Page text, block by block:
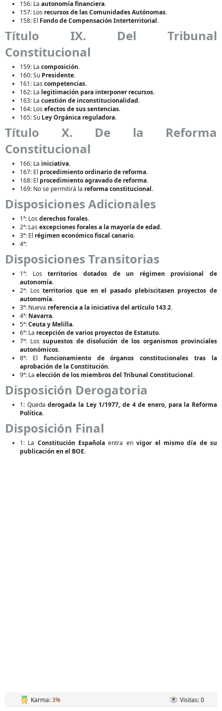
156: La autonomía financiera.
157: Los recursos de las Comunidades Autónomas.
158: El Fondo de Compensación Interterritorial.
Título IX. Del Tribunal
Constitucional
159: La composición.
160: Su Presidente.
161: Las competencias.
162: La legitimación para interponer recursos.
163: La cuestión de inconstitucionalidad.
164: Los efectos de sus sentencias.
165: Su Ley Orgánica reguladora.
Título X. De la Reforma
Constitucional
166: La iniciativa.
167: El procedimiento ordinario de reforma.
168: El procedimiento agravado de reforma.
169: No se permitirá la reforma constitucional.
Disposiciones Adicionales
1ª: Los derechos forales.
2ª: Las excepciones forales a la mayoría de edad.
3ª: El régimen económico fiscal canario.
4ª:
Disposiciones Transitorias
1ª: Losterritorios dotados de un régimen provisional de
autonomía.
2ª: Losterritorios que en el pasado plebiscitasen proyectos de
autonomía.
3ª: Nueva referencia a la iniciativa del artículo 143.2.
4ª: Navarra.
5ª:Ceuta y Melilla.
6ª: La recepción de varios proyectos de Estatuto.
7ª: Los supuestos de disolución de los organismos provinciales
autonómicos.
8ª: El funcionamiento de órganos constitucionales tras la
aprobación de la Constitución.
9ª: La elección de los miembros del Tribunal Constitucional.
Disposición Derogatoria
1: Quedaderogada la Ley 1/1977, de 4 de enero, para la Reforma
Política.
Disposición Final
1: La Constitución Española entra envigor el mismo día de su
publicación en el BOE.
Karma:3% Visitas: 0